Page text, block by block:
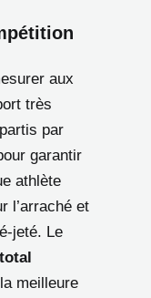
aux
très
par
garantir
athlète
l’arraché et
jeté. Le
total
meilleure